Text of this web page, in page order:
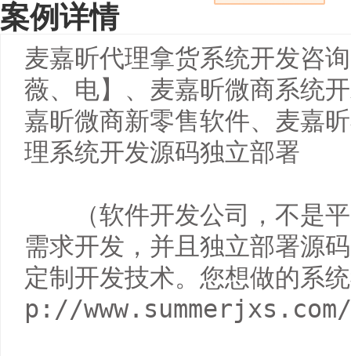
案例详情
麦嘉昕代理拿货系统开发
薇、电】、麦嘉昕微商系统
嘉昕微商新零售软件、麦嘉
理系统开发源码独立部署
（软件开发公司，不是平
需求开发，并且独立部署源
定制开发技术。您想做的系
p://www.summerjxs.com/